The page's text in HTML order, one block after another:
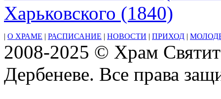
Харьковского (1840)
О ХРАМЕ РАСПИСАНИЕ НОВОСТИ ПРИХОД
2008-2025 © Храм
Дербеневе. Все права